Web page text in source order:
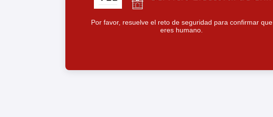
Por favor, resuelve el reto de seguridad para confirmar que
eres humano.